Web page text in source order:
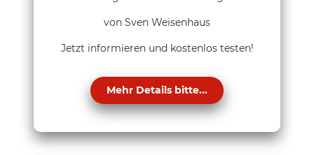
von Sven Weisenhaus
Jetzt informieren und kostenlos testen!
Mehr Details bitte...